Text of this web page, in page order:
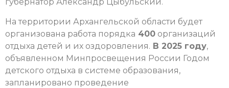
губернатор Александр Цыбульский.
На территории Архангельской области будет
организована работа порядка 400 организаций
отдыха детей и их оздоровления. В 2025 году,
объявленном Минпросвещения России Годом
детского отдыха в системе образования,
запланировано проведение